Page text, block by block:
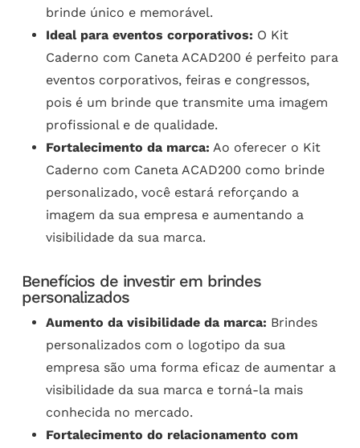
brinde único e memorável.
Ideal para eventos corporativos: O Kit
Caderno com Caneta ACAD200 é perfeito para
eventos corporativos, feiras e congressos,
pois é um brinde que transmite uma imagem
profissional e de qualidade.
Fortalecimento da marca: Ao oferecer o Kit
Caderno com Caneta ACAD200 como brinde
personalizado, você estará reforçando a
imagem da sua empresa e aumentando a
visibilidade da sua marca.
Benefícios de investir em brindes
personalizados
Aumento da visibilidade da marca: Brindes
personalizados com o logotipo da sua
empresa são uma forma eficaz de aumentar a
visibilidade da sua marca e torná-la mais
conhecida no mercado.
Fortalecimento do relacionamento com